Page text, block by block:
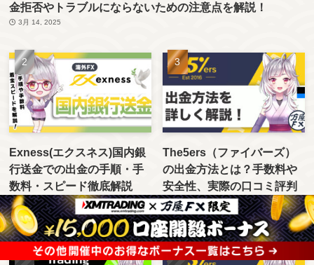
金拒否やトラブルにならないための注意点を解説！
3月 14, 2025
Exness(エクスネス)国内銀
行送金での出金の手順・手
数料・スピード徹底解説
10月 23, 2024
The5ers（ファイバーズ）
の出金方法とは？手数料や
安全性、実際の口コミ評判
を徹底解説！
3月 17, 2025